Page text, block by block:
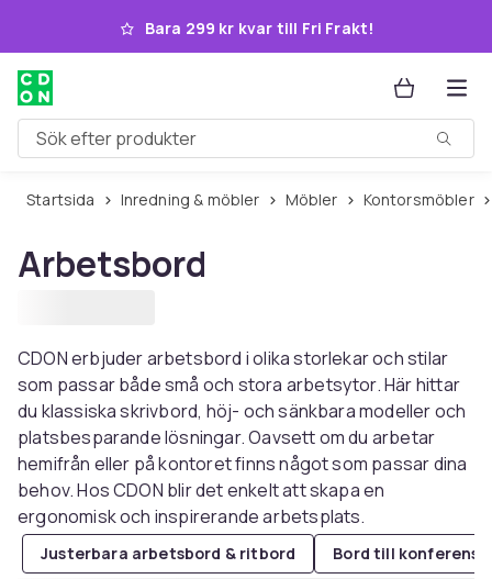
Hoppa till huvudinnehållet
Bara 299 kr kvar till Fri Frakt!
Sök efter produkter
Startsida Inredning & möbler Möbler Kontorsmöbler
Arbetsbord
CDON erbjuder arbetsbord i olika storlekar och stilar
som passar både små och stora arbetsytor. Här hittar
du klassiska skrivbord, höj- och sänkbara modeller och
platsbesparande lösningar. Oavsett om du arbetar
hemifrån eller på kontoret finns något som passar dina
behov. Hos CDON blir det enkelt att skapa en
ergonomisk och inspirerande arbetsplats.
Justerbara arbetsbord & ritbord Bord till